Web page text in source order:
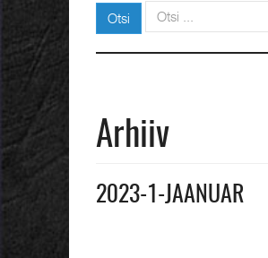
Otsi Otsi
Arhiiv
2023-1-JAANUAR